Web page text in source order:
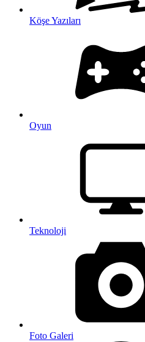
Köşe Yazıları
Oyun
Teknoloji
Foto Galeri